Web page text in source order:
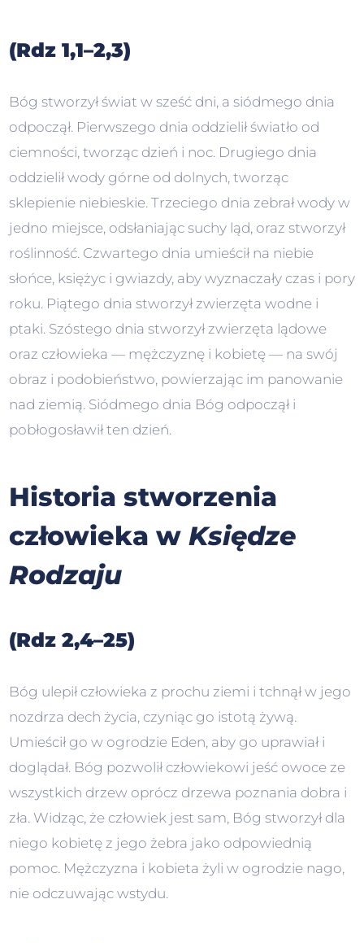
(Rdz 1,1–2,3)
Bóg stworzył świat w sześć dni, a siódmego dnia
odpoczął. Pierwszego dnia oddzielił światło od
ciemności, tworząc dzień i noc. Drugiego dnia
oddzielił wody górne od dolnych, tworząc
sklepienie niebieskie. Trzeciego dnia zebrał wody w
jedno miejsce, odsłaniając suchy ląd, oraz stworzył
roślinność. Czwartego dnia umieścił na niebie
słońce, księżyc i gwiazdy, aby wyznaczały czas i pory
roku. Piątego dnia stworzył zwierzęta wodne i
ptaki. Szóstego dnia stworzył zwierzęta lądowe
oraz człowieka — mężczyznę i kobietę — na swój
obraz i podobieństwo, powierzając im panowanie
nad ziemią. Siódmego dnia Bóg odpoczął i
pobłogosławił ten dzień.
Historia stworzenia
człowieka w Księdze
Rodzaju
(Rdz 2,4–25)
Bóg ulepił człowieka z prochu ziemi i tchnął w jego
nozdrza dech życia, czyniąc go istotą żywą.
Umieścił go w ogrodzie Eden, aby go uprawiał i
doglądał. Bóg pozwolił człowiekowi jeść owoce ze
wszystkich drzew oprócz drzewa poznania dobra i
zła. Widząc, że człowiek jest sam, Bóg stworzył dla
niego kobietę z jego żebra jako odpowiednią
pomoc. Mężczyzna i kobieta żyli w ogrodzie nago,
nie odczuwając wstydu.